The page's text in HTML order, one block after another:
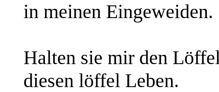
in meinen Eingeweiden.
Halten sie mir den
diesen löffel Leben.